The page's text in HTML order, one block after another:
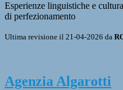
Esperienze linguistiche e
di perfezionamento
Ultima revisione il 21-04-2026 da
Agenzia Algarotti